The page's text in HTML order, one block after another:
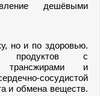
дешёвыми
но и по здоровью.
продуктов с
трансжирами и
сосудистой
и обмена веществ.